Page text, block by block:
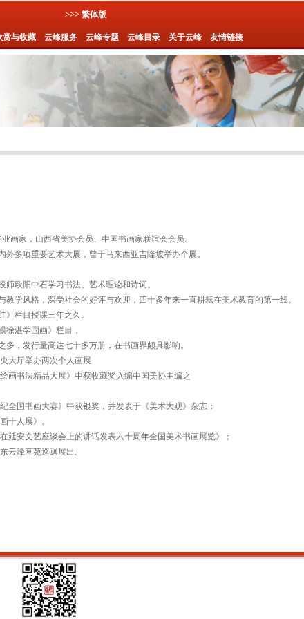
>>> 繁体版
赏与收藏 云峰服务 云峰专题 云峰目录 关于云峰 友情链接
画家，山西省美协会员、中国书画家联谊会会员。
多项重要艺术大展，曾于马来西亚吉隆坡举办个展。
欧阳中石学习书法、艺术理论和诗词。
教学风格，深受社会的好评与欢迎，四十多年来一直耕耘在美术教育的第一线。
栏目授课三年之久。
徐湛学国画》栏目，
，发行量高达七十多万册，在书画界颇具影响。
大厅举办两次个人画展
画书法精品大展》中获收藏奖入编中国美协主编之
全国书画大赛》中获银奖，并发表于《美术大观》杂志；
十人展》。
延安文艺座谈会上的讲话发表六十周年全国美术书画展览》；
云峰画苑巡迴展出。